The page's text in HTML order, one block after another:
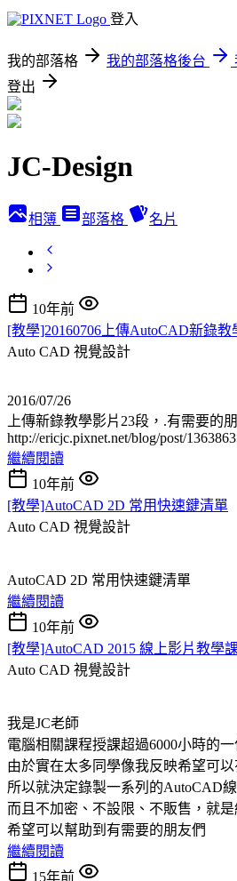
登入
我的部落格 我的部落格後台
登出
JC-Design
相簿 部落格 名片
10年前
[教學]20160706上傳AutoCAD新錄教
Auto CAD 視覺設計
2016/07/26
上傳新錄教學影片23段，.有需要的
http://ericjc.pixnet.net/blog/post/
繼續閱讀
10年前
[教學]AutoCAD 2D 常用快速鍵清單
Auto CAD 視覺設計
AutoCAD 2D 常用快速鍵清單
繼續閱讀
10年前
[教學]AutoCAD 2015 線上影片教學
Auto CAD 視覺設計
我是JC老師
電腦相關課程授課超過6000小時的
由於實在太多同學像我反映希望可
所以就決定錄製一系列的AutoCAD
而且不加密、不設限、不販售，就
希望可以幫助到有需要的朋友們
繼續閱讀
15年前